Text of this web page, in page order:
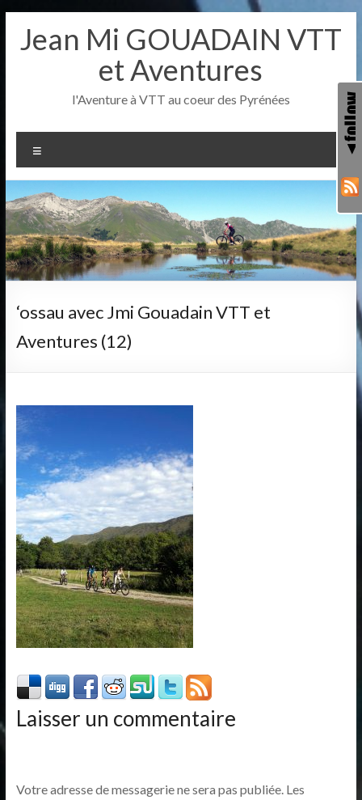
contenu
Jean Mi GOUADAIN VTT
et Aventures
l'Aventure à VTT au coeur des Pyrénées
‘ossau avec Jmi Gouadain VTT et
Aventures (12)
Laisser un commentaire
Votre adresse de messagerie ne sera pas publiée.Les